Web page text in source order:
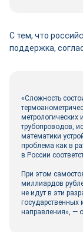
С тем, что
поддержка,
«Сложность
метрологических
трубопроводов,
математики
проблема как в
в России
При этом
миллиардов
не идут в эти
государственных
направления», ―